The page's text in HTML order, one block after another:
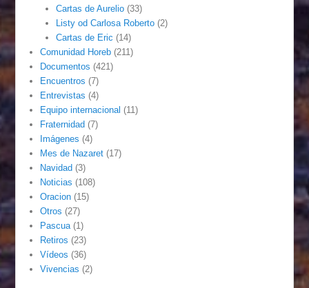
Cartas de Aurelio(33)
Listy od Carlosa Roberto(2)
Cartas de Eric (14)
Comunidad Horeb (211)
Documentos (421)
Encuentros (7)
Entrevistas (4)
Equipo internacional (11)
Fraternidad (7)
Imágenes (4)
Mes de Nazaret (17)
Navidad (3)
Noticias (108)
Oracion (15)
Otros (27)
Pascua (1)
Retiros (23)
Vídeos (36)
Vivencias (2)